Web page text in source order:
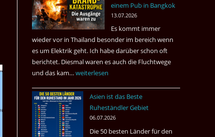
hätte
sein
können?
|
Helmut
Ham
nach
einem Pub in Bangkok
13.07.2026
Es kommt immer
wieder vor in Thailand besonder im bereich wenn
es um Elektrik geht. Ich habe darüber schon oft
berichtet. Diesmal waren es auch die Fluchtwege
und das kam…Mindestens
Tote
einem
weiterlesen
Asien ist das Beste
Ruheständler Gebiet
06.07.2026
Die 50 besten Länder für den